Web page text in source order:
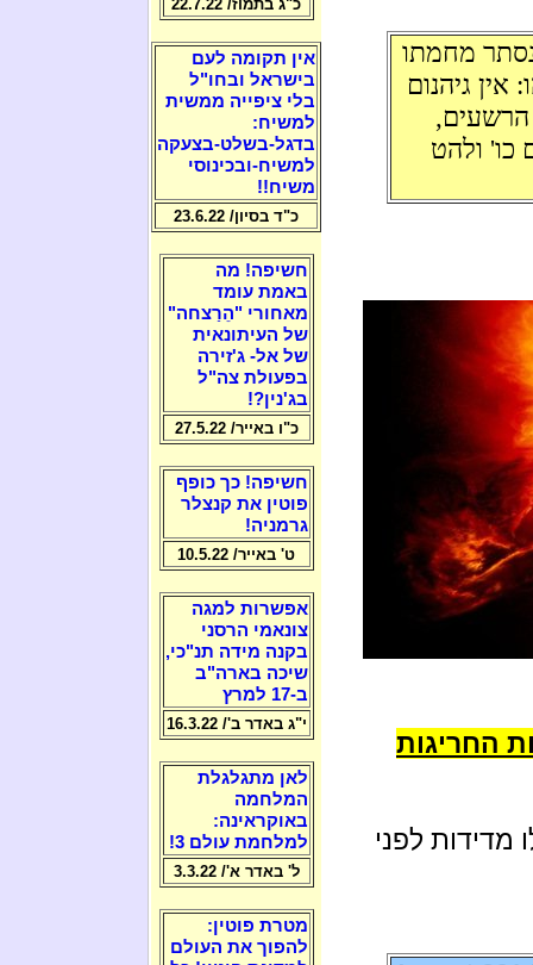
נסתר מחמתו
אין גיהנום
כו' ולהט
החריגות
לפני
כ"ג בתמוז/ 22.7.22
אין תקומה לעם
בישראל ובחו"ל
בלי ציפייה ממשית
למשיח:
בדגל-בשלט-בצעקה
למשיח-ובכינוסי
משיח!!
כ"ד בסיון/ 23.6.22
חשיפה! מה
באמת עומד
מאחורי "הֵרַצחה"
של העיתונאית
של אל- ג'זירה
בפעולת צה"ל
בג'נין?!
כ"ו באייר/ 27.5.22
חשיפה! כך כופף
פוטין את קנצלר
גרמניה!
ט' באייר/ 10.5.22
אפשרות למגה
צונאמי הרסני
בקנה מידה תנ"כי,
שיכה בארה"ב
ב-17 למרץ
י"ג באדר ב'/ 16.3.22
לאן מתגלגלת
המלחמה
באוקראינה:
למלחמת עולם 3!
ל' באדר א'/ 3.3.22
מטרת פוטין:
להפוך את העולם